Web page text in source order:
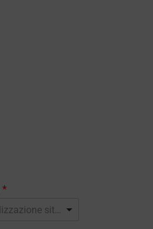
*
preventivo realizzazione sito web